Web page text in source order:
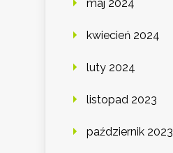
maj 2024
kwiecień 2024
luty 2024
listopad 2023
październik 2023